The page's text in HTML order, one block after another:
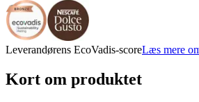
Leverandørens EcoVadis-scoreLæs mere
Kort om produktet